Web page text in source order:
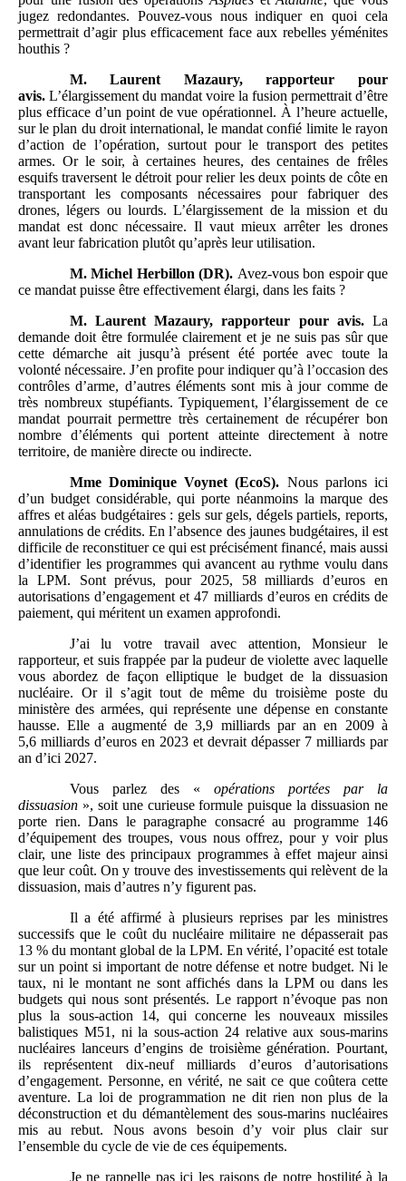
jugez redondantes. Pouvez-vous nous indiquer en quoi cela
permettrait d’agir plus efficacement face aux rebelles yéménites
houthis ?
M.
Laurent Mazaury, rapporteur
pour
avis. L’élargissement du mandat voire la fusion permettrait d’être
plus efficace d’un point de vue opérationnel. À l’heure actuelle,
sur le plan du droit international, le mandat confié limite le rayon
d’action de l’opération, surtout pour le transport des petites
armes. Or le soir, à certaines heures, des centaines de frêles
esquifs traversent le détroit pour relier les deux points de côte en
transportant les composants nécessaires pour fabriquer des
drones, légers ou lourds. L’élargissement de la mission et du
mandat est donc nécessaire. Il vaut mieux arrêter les drones
avant leur fabrication plutôt qu’après leur utilisation.
M. Michel Herbillon (DR). Avez-vous bon espoir que
ce mandat puisse être effectivement élargi, dans les faits ?
M. Laurent Mazaury, rapporteur pour avis.La
demande doit être formulée clairement et je ne suis pas sûr que
cette démarche ait jusqu’à présent été portée avec toute la
volonté nécessaire. J’en profite pour indiquer qu’à l’occasion des
contrôles d’arme, d’autres éléments sont mis à jour comme de
très nombreux stupéfiants. Typiquement, l’élargissement de ce
mandat pourrait permettre très certainement de récupérer bon
nombre d’éléments qui portent atteinte directement à notre
territoire, de manière directe ou indirecte.
Mme Dominique Voynet (EcoS). Nous parlons ici
d’un budget considérable, qui porte néanmoins la marque des
affres et aléas budgétaires : gels sur gels, dégels partiels, reports,
annulations de crédits. En l’absence des jaunes budgétaires, il est
difficile de reconstituer ce qui est précisément financé, mais aussi
d’identifier les programmes qui avancent au rythme voulu dans
la LPM. Sont prévus, pour 2025, 58 milliards d’euros en
autorisations d’engagement et 47 milliards d’euros en crédits de
paiement, qui méritent un examen approfondi.
J’ai lu votre travail avec attention, Monsieur le
rapporteur, et suis frappée par la pudeur de violette avec laquelle
vous abordez de façon elliptique le budget de la dissuasion
nucléaire. Or il s’agit tout de même du troisième poste du
ministère des armées, qui représente une dépense en constante
hausse. Elle a augmenté de 3,9 milliards par an en 2009 à
5,6 milliards d’euros en 2023 et devrait dépasser 7 milliards par
an d’ici 2027.
Vous parlez des « opérations portées par la
dissuasion », soit une curieuse formule puisque la dissuasion ne
porte rien. Dans le paragraphe consacré au programme 146
d’équipement des troupes, vous nous offrez, pour y voir plus
clair, une liste des principaux programmes à effet majeur ainsi
que leur coût. On y trouve des investissements qui relèvent de la
dissuasion, mais d’autres n’y figurent pas.
Il a été affirmé à plusieurs reprises par les ministres
successifs que le coût du nucléaire militaire ne dépasserait pas
13 % du montant global de la LPM. En vérité, l’opacité est totale
sur un point si important de notre défense et notre budget. Ni le
taux, ni le montant ne sont affichés dans la LPM ou dans les
budgets qui nous sont présentés. Le rapport n’évoque pas non
plus la sous-action 14, qui concerne les nouveaux missiles
balistiques M51, ni la sous-action 24 relative aux sous-marins
nucléaires lanceurs d’engins de troisième génération. Pourtant,
ils représentent dix-neuf milliards d’euros d’autorisations
d’engagement. Personne, en vérité, ne sait ce que coûtera cette
aventure. La loi de programmation ne dit rien non plus de la
déconstruction et du démantèlement des sous-marins nucléaires
mis au rebut. Nous avons besoin d’y voir plus clair sur
l’ensemble du cycle de vie de ces équipements.
Je ne rappelle pas ici les raisons de notre hostilité à la